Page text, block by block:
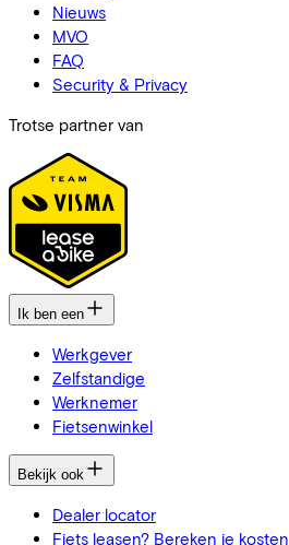
Nieuws
MVO
FAQ
Security & Privacy
Trotse partner van
Ik ben een
Werkgever
Zelfstandige
Werknemer
Fietsenwinkel
Bekijk ook
Dealer locator
Fiets leasen? Bereken je kosten